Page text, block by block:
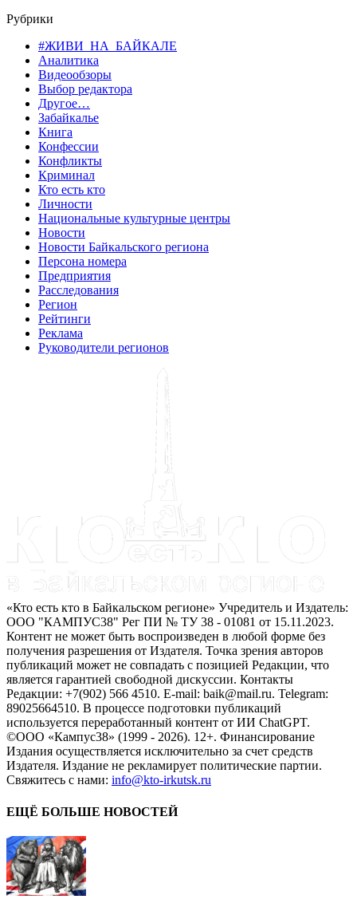
Рубрики
#ЖИВИ_НА_БАЙКАЛЕ
Аналитика
Видеообзоры
Выбор редактора
Другое…
Забайкалье
Книга
Конфессии
Конфликты
Криминал
Кто есть кто
Личности
Национальные культурные центры
Новости
Новости Байкальского региона
Персона номера
Предприятия
Расследования
Регион
Рейтинги
Реклама
Руководители регионов
«Кто есть кто в Байкальском регионе» Учредитель и Издатель:
ООО "КАМПУС38" Рег ПИ № ТУ 38 - 01081 от 15.11.2023.
Контент не может быть воспроизведен в любой форме без
получения разрешения от Издателя. Точка зрения авторов
публикаций может не совпадать с позицией Редакции, что
является гарантией свободной дискуссии. Контакты
Редакции: +7(902) 566 4510. E-mail: baik@mail.ru. Telegram:
89025664510. В процессе подготовки публикаций
используется переработанный контент от ИИ ChatGPT.
©ООО «Кампус38» (1999 - 2026). 12+. Финансирование
Издания осуществляется исключительно за счет средств
Издателя. Издание не рекламирует политические партии.
Свяжитесь с нами: info@kto-irkutsk.ru
ЕЩЁ БОЛЬШЕ НОВОСТЕЙ